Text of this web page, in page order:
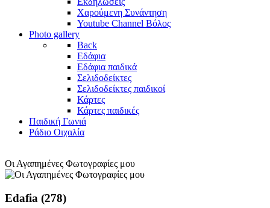
Χαρούμενη Συνάντηση
Youtube Channel Βόλος
Photo gallery
Back
Εδάφια
Εδάφια παιδικά
Σελιδοδείκτες
Σελιδοδείκτες παιδικοί
Κάρτες
Κάρτες παιδικές
Παιδική Γωνιά
Ράδιο Οιχαλία
Οι Αγαπημένες Φωτογραφίες μου
Edafia (278)